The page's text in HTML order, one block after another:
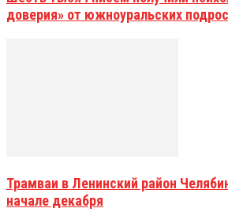
доверия» от южноуральских
Трамваи в Ленинский район
начале декабря